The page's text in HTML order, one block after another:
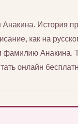
История
как на
фамилию Анакина.
онлайн